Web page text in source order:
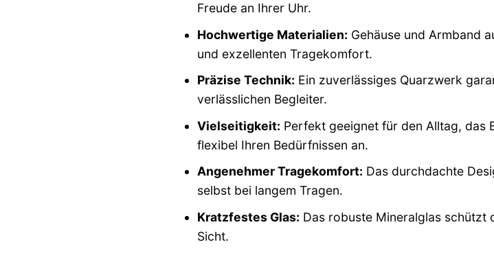
Freude an Ihrer Uhr.
Hochwertige Materialien: Gehäuse und Armband
und exzellenten Tragekomfort.
Präzise Technik: Ein zuverlässiges Quarzwerk
verlässlichen Begleiter.
Vielseitigkeit: Perfekt geeignet für den Alltag, das
flexibel Ihren Bedürfnissen an.
Angenehmer Tragekomfort: Das durchdachte
selbst bei langem Tragen.
Kratzfestes Glas: Das robuste Mineralglas
Sicht.